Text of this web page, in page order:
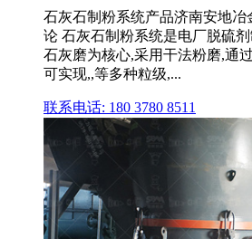
石灰石制粉系统产品济南安地冶
论 石灰石制粉系统是电厂脱硫
石灰磨为核心,采用干法粉磨,通
可实现,,等多种粒级,...
联系电话: 180 3780 8511